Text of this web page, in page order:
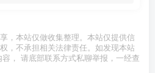
，本站仅做收集整理。本站仅提供信
，不承担相关法律责任。如发现本站
， 请底部联系方式私聊举报，一经查